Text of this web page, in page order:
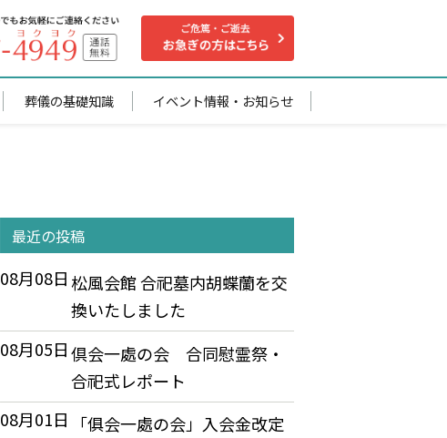
葬儀の基礎知識 イベント情報・お知らせ
最近の投稿
08月08日松風会館 合祀墓内胡蝶蘭を交
換いたしました
08月05日倶会一處の会 合同慰霊祭・
合祀式レポート
08月01日
「俱会一處の会」入会金改定